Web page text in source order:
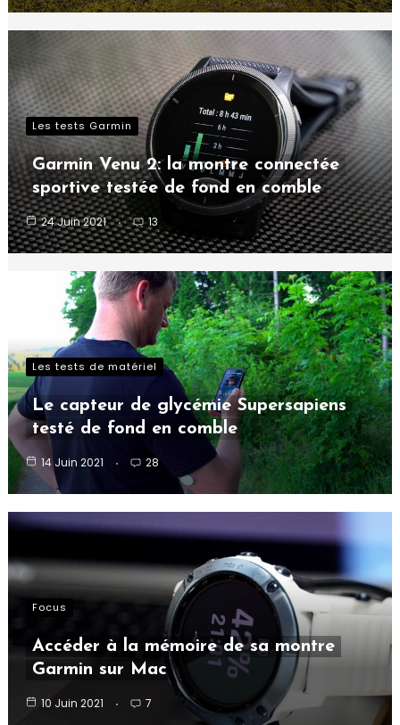
Les tests Garmin
Garmin Venu 2: la montre connectée
sportive testée de fond en comble
24 Juin 2021 13
Les tests de matériel
Le capteur de glycémie Supersapiens
testé de fond en comble
14 Juin 2021 28
Focus
Accéder à la mémoire de sa montre
Garmin sur Mac
10 Juin 2021 7